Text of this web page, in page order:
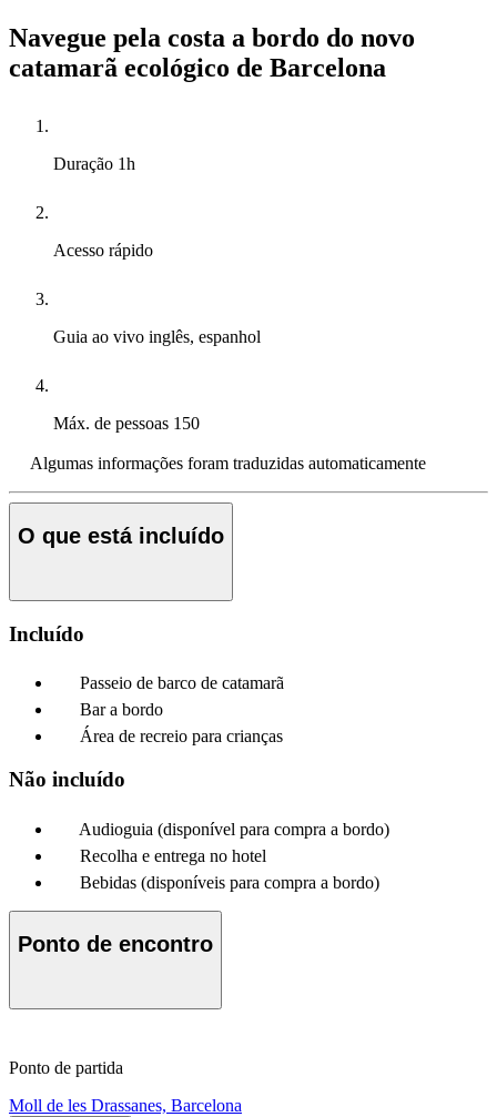
Navegue pela costa a bordo do novo
catamarã ecológico de Barcelona
Duração 1h
Acesso rápido
Guia ao vivo inglês, espanhol
Máx. de pessoas 150
Algumas informações foram traduzidas automaticamente
O que está incluído
Incluído
Passeio de barco de catamarã
Bar a bordo
Área de recreio para crianças
Não incluído
Audioguia (disponível para compra a bordo)
Recolha e entrega no hotel
Bebidas (disponíveis para compra a bordo)
Ponto de encontro
Ponto de partida
Moll de les Drassanes, Barcelona